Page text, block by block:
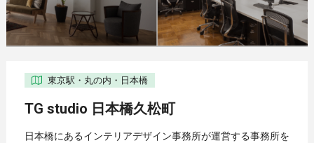
東京駅・丸の内・日本橋
TG studio 日本橋久松町
日本橋にあるインテリアデザイン事務所が運営する事務所を